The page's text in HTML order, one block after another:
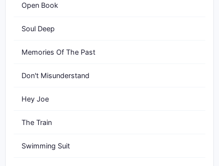
Open Book
Soul Deep
Memories Of The Past
Don't Misunderstand
Hey Joe
The Train
Swimming Suit